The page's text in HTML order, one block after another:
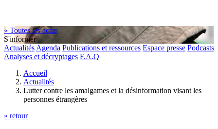
« Toutes les actus
S'informer
Actualités Agenda Publications et ressources Espace presse Podcasts
Analyses et décryptages F.A.Q
Accueil
Actualités
Lutter contre les amalgames et la désinformation visant les
personnes étrangères
» retour